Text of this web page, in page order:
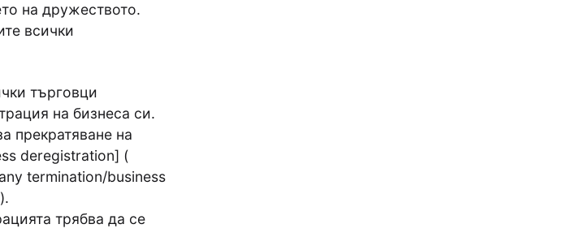
на дружеството.
всички
търговци
на бизнеса си.
прекратяване на
deregistration] (
termination/business
трябва да се